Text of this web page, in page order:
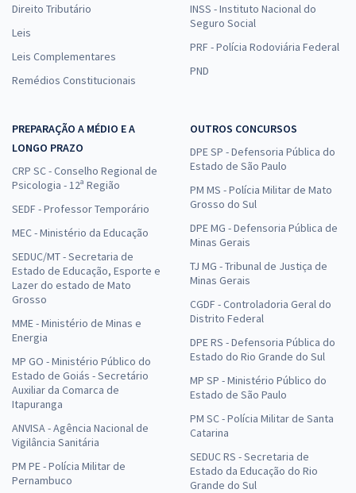
Direito Tributário
Leis
Leis Complementares
Remédios Constitucionais
INSS - Instituto Nacional do
Seguro Social
PRF - Polícia Rodoviária Federal
PND
PREPARAÇÃO A MÉDIO E A
LONGO PRAZO
CRP SC - Conselho Regional de
Psicologia - 12ª Região
SEDF - Professor Temporário
MEC - Ministério da Educação
SEDUC/MT - Secretaria de
Estado de Educação, Esporte e
Lazer do estado de Mato
Grosso
MME - Ministério de Minas e
Energia
MP GO - Ministério Público do
Estado de Goiás - Secretário
Auxiliar da Comarca de
Itapuranga
ANVISA - Agência Nacional de
Vigilância Sanitária
PM PE - Polícia Militar de
Pernambuco
OUTROS CONCURSOS
DPE SP - Defensoria Pública do
Estado de São Paulo
PM MS - Polícia Militar de Mato
Grosso do Sul
DPE MG - Defensoria Pública de
Minas Gerais
TJ MG - Tribunal de Justiça de
Minas Gerais
CGDF - Controladoria Geral do
Distrito Federal
DPE RS - Defensoria Pública do
Estado do Rio Grande do Sul
MP SP - Ministério Público do
Estado de São Paulo
PM SC - Polícia Militar de Santa
Catarina
SEDUC RS - Secretaria de
Estado da Educação do Rio
Grande do Sul